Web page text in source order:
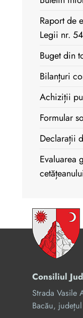
Raport de
Legii nr.
Buget din
Bilanțuri
Achiziții
Formular
Declarații
Evaluarea
Consiliul
Strada
Bacău,